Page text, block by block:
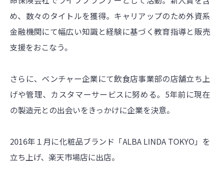
め、数々のタイトルを獲得。キャリアップのため外資系
金融機関にて幅広い知識と経験に基づく教育指導と販売
支援をおこなう。
さらに、ベンチャー企業にて飲食店事業部の店舗立ち上
げや管理、カスタマーサービスに努める。5年前に現在
の製造元との出会いをきっかけに企業を決意。
2016年１月に化粧品ブランド「ALBA LINDA TOKYO」を
立ち上げ、楽天市場店に出店。